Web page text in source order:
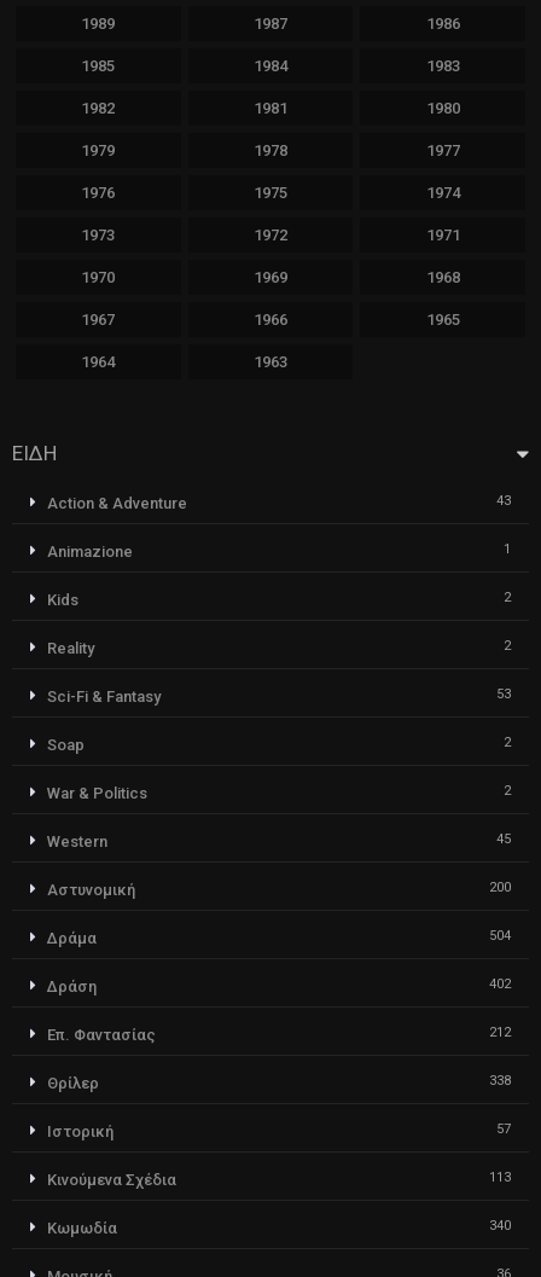
1989 1987 1986
1985 1984 1983
1982 1981 1980
1979 1978 1977
1976 1975 1974
1973 1972 1971
1970 1969 1968
1967 1966 1965
1964 1963
ΕΙΔΗ
Action & Adventure 43
Animazione 1
Kids 2
Reality 2
Sci-Fi & Fantasy 53
Soap 2
War & Politics 2
Western 45
Αστυνομική 200
Δράμα 504
Δράση 402
Επ. Φαντασίας 212
Θρίλερ 338
Ιστορική 57
Κινούμενα Σχέδια 113
Κωμωδία 340
36